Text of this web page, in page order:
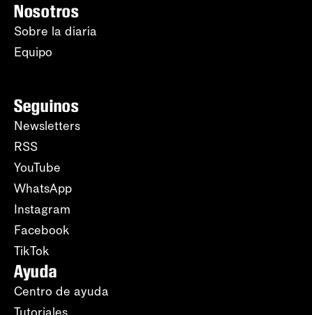
Nosotros
Sobre la diaria
Equipo
Seguinos
Newsletters
RSS
YouTube
WhatsApp
Instagram
Facebook
TikTok
Ayuda
Centro de ayuda